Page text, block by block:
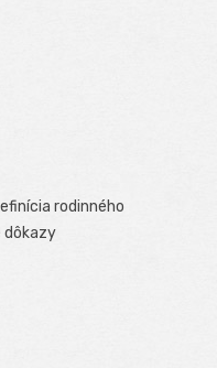
rodinného
dôkazy